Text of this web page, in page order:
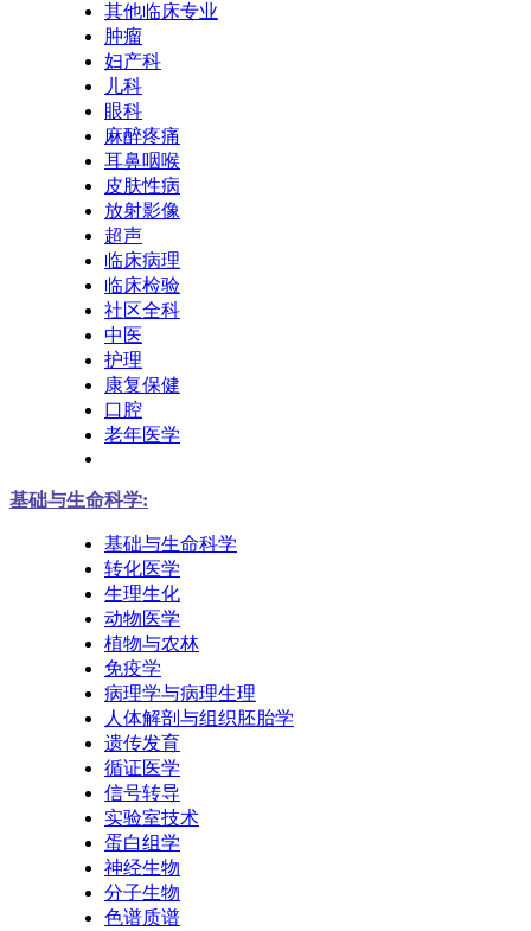
其他临床专业
肿瘤
妇产科
儿科
眼科
麻醉疼痛
耳鼻咽喉
皮肤性病
放射影像
超声
临床病理
临床检验
社区全科
中医
护理
康复保健
口腔
老年医学
基础与生命科学:
基础与生命科学
转化医学
生理生化
动物医学
植物与农林
免疫学
病理学与病理生理
人体解剖与组织胚胎学
遗传发育
循证医学
信号转导
实验室技术
蛋白组学
神经生物
分子生物
色谱质谱